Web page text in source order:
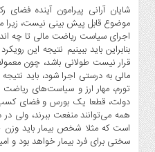
شایان آرانی پیرامون آینده فضای
موضوع قابل پیش بینی نیست، زیرا
اجرای سیاست ریاضت مالی تا چه
بنابراین باید ببینیم نتیجه این
قرار نیست طولانی باشد، چون
مالی به درستی اجرا شود، باید
تورم، مهار ارز و سیاست‌های
دولت، قطعا یک بورس و فضای
همه می‌توانند منفعت ببرند، ولی
است که مثلا شخص بیمار باید
سختی برای فرد بیمار خواهد بود و